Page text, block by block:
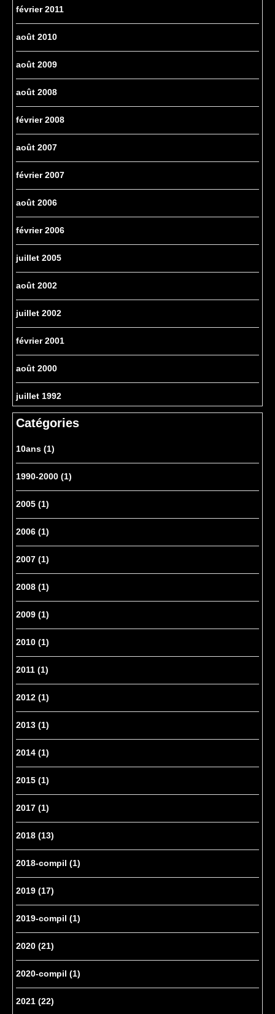
février 2011
août 2010
août 2009
août 2008
février 2008
août 2007
février 2007
août 2006
février 2006
juillet 2005
août 2002
juillet 2002
février 2001
août 2000
juillet 1992
Catégories
10ans (1)
1990-2000 (1)
2005 (1)
2006 (1)
2007 (1)
2008 (1)
2009 (1)
2010 (1)
2011 (1)
2012 (1)
2013 (1)
2014 (1)
2015 (1)
2017 (1)
2018 (13)
2018-compil (1)
2019 (17)
2019-compil (1)
2020 (21)
2020-compil (1)
2021 (22)